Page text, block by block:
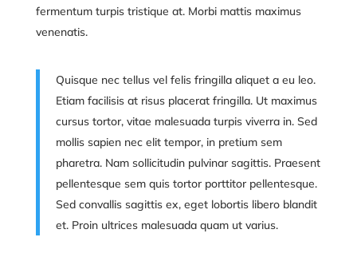
fermentum turpis tristique at. Morbi mattis maximus
venenatis.
Quisque nec tellus vel felis fringilla aliquet a eu leo.
Etiam facilisis at risus placerat fringilla. Ut maximus
cursus tortor, vitae malesuada turpis viverra in. Sed
mollis sapien nec elit tempor, in pretium sem
pharetra. Nam sollicitudin pulvinar sagittis. Praesent
pellentesque sem quis tortor porttitor pellentesque.
Sed convallis sagittis ex, eget lobortis libero blandit
et. Proin ultrices malesuada quam ut varius.